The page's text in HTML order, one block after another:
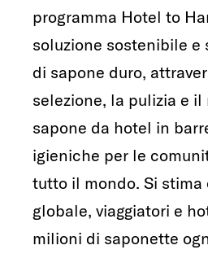
programma Hotel to
soluzione sostenibile
di sapone duro,
selezione, la pulizia e
sapone da hotel in
igieniche per le
tutto il mondo. Si stima
globale, viaggiatori e
milioni di saponette